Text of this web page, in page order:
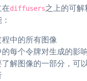
diffusers之上的可
中的所有图像
每个令牌对生成的影
解图像的一部分，可